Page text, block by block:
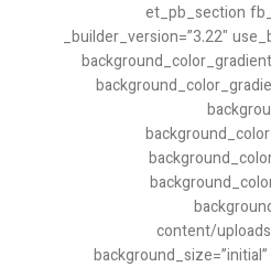
[et_pb_section
_builder_version=”3.22″
content/